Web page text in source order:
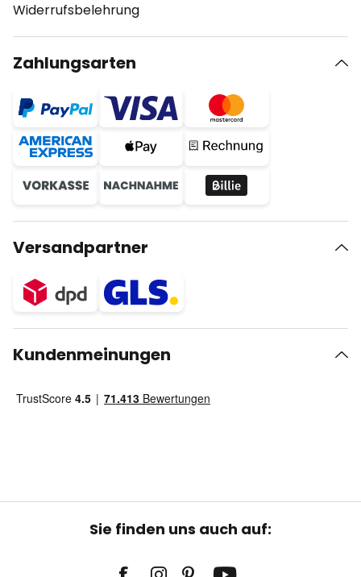
Widerrufsbelehrung
Zahlungsarten
Versandpartner
Kundenmeinungen
Sie finden uns auch auf: